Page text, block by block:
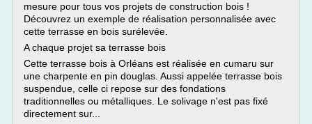
mesure pour tous vos projets de construction bois !
Découvrez un exemple de réalisation personnalisée avec
cette terrasse en bois surélevée.
A chaque projet sa terrasse bois
Cette terrasse bois à Orléans est réalisée en cumaru sur
une charpente en pin douglas. Aussi appelée terrasse bois
suspendue, celle ci repose sur des fondations
traditionnelles ou métalliques. Le solivage n'est pas fixé
directement sur...